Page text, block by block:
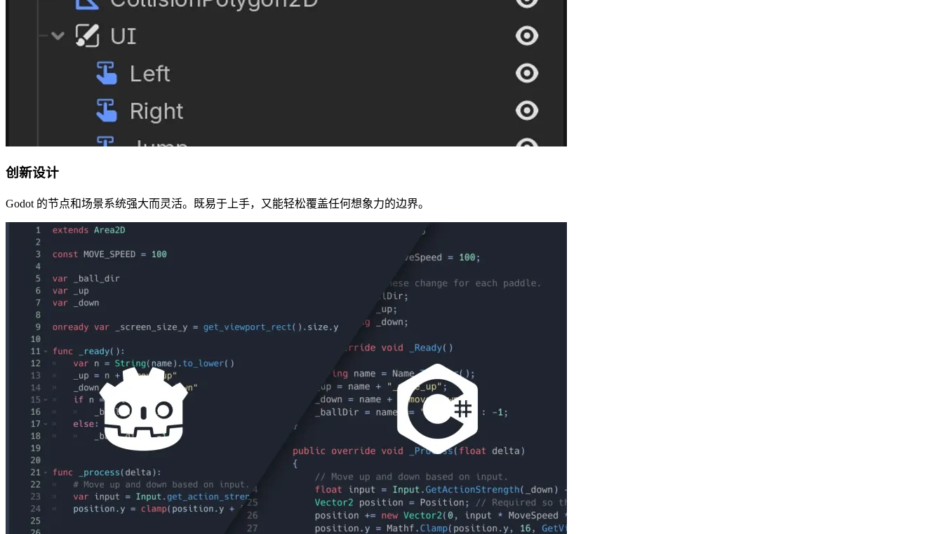
创新设计
Godot 的节点和场景系统强大而灵活。既易于上手，又能轻松覆盖任何想象力的边界。